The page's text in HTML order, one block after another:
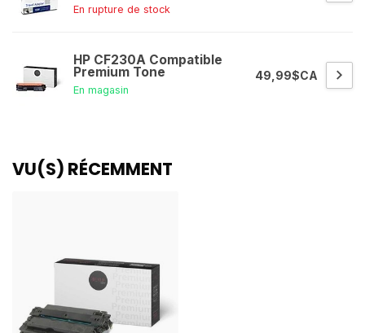
En rupture de stock
HP CF230A Compatible
Premium Tone
En magasin
49,99$CA
VU(S) RÉCEMMENT